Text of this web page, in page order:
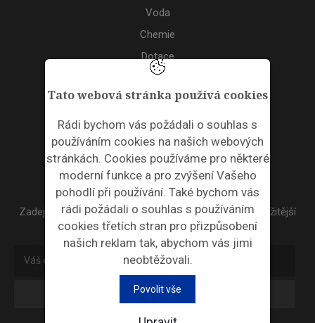
Tato webová stránka používá cookies
Rádi bychom vás požádali o souhlas s
používáním cookies na našich webových
stránkách. Cookies používáme pro některé
moderní funkce a pro zvýšení Vašeho
pohodlí při používání. Také bychom vás
rádi požádali o souhlas s používáním
cookies třetích stran pro přizpůsobení
našich reklam tak, abychom vás jimi
neobtěžovali.
Povolit vše
Voda
Chemie
Dotace
Akce
ODPADNÍ PLASTY
NEWSLETTER
Zadejte váš email a my Vám budeme zasílat ty nejdůležitější
informace, maximálně 1x týdně.
Odebírat